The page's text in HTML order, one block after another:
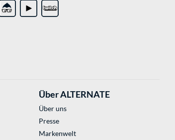
Über ALTERNATE
Über uns
Presse
Markenwelt